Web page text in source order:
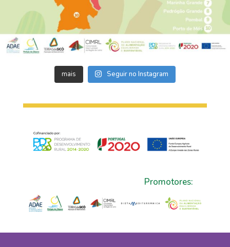
mais Seguir no Instagram
Promotores: